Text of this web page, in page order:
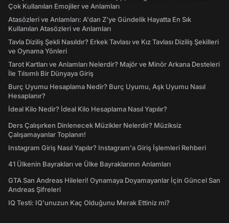
Çok Kullanılan Emojiler ve Anlamları
Atasözleri ve Anlamları: A'dan Z'ye Gündelik Hayatta En Sık
Kullanılan Atasözleri ve Anlamları
Tavla Diziliş Şekli Nasıldır? Erkek Tavlası ve Kız Tavlası Diziliş Şekilleri
ve Oynama Yönleri
Tarot Kartları ve Anlamları Nelerdir? Majör ve Minör Arkana Desteleri
İle Tılsımlı Bir Dünyaya Giriş
Burç Uyumu Hesaplama Nedir? Burç Uyumu, Aşk Uyumu Nasıl
Hesaplanır?
İdeal Kilo Nedir? İdeal Kilo Hesaplama Nasıl Yapılır?
Ders Çalışırken Dinlenecek Müzikler Nelerdir? Müziksiz
Çalışamayanlar Toplanın!
Instagram Giriş Nasıl Yapılır? Instagram'a Giriş İşlemleri Rehberi
41 Ülkenin Bayrakları ve Ülke Bayraklarının Anlamları
GTA San Andreas Hileleri! Oynamaya Doyamayanlar İçin Güncel San
Andreas Şifreleri
IQ Testi: IQ'unuzun Kaç Olduğunu Merak Ettiniz mi?